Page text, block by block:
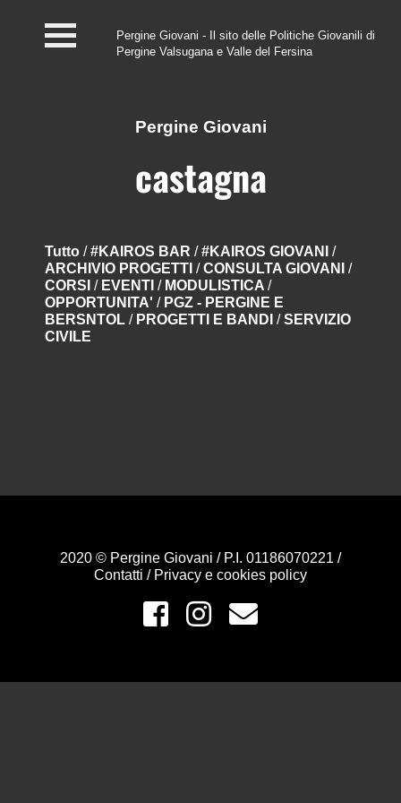
#InfoPoint
Centro #Kairos
PGZ Pergine e Valle
Eventi e News
Contatti
Pergine Giovani - Il sito delle Politiche Giovanili di
Pergine Valsugana e Valle del Fersina
Pergine Giovani
castagna
Tutto /#KAIROS BAR /#KAIROS GIOVANI /
ARCHIVIO PROGETTI /CONSULTA GIOVANI /
CORSI / EVENTI / MODULISTICA /
OPPORTUNITA' / PGZ - PERGINE E
BERSNTOL / PROGETTI E BANDI /SERVIZIO
CIVILE
2020 © Pergine Giovani / P.I. 01186070221 /
Contatti / Privacy e cookies policy